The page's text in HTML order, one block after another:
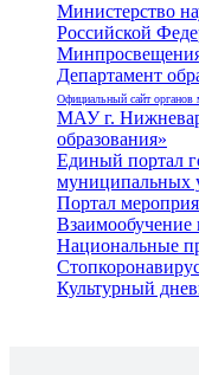
Министерство
Российской
Департамент
Официальный сайт органов
МАУ г.
образования»
Единый портал
муниципальных
Портал
Взаимообучение
Национальные
Культурный